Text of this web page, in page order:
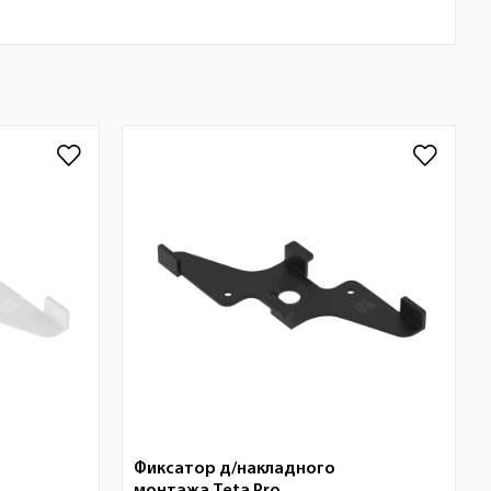
Фиксатор д/накладного